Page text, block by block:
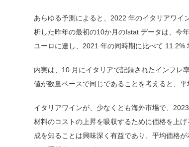
あらゆる予測によると、2022 年のイタリアワ
析した昨年の最初の10か月のIstat データは、今
ユーロに達し、2021 年の同時期に比べて 11.2%
内実は、10 月にイタリアで記録されたインフレ
値が数量ベースで同じであることを考えると、
イタリアワインが、少なくとも海外市場で、
材料のコストの上昇を吸収するために価格を上
成を知ることは興味深く有益であり、平均価格